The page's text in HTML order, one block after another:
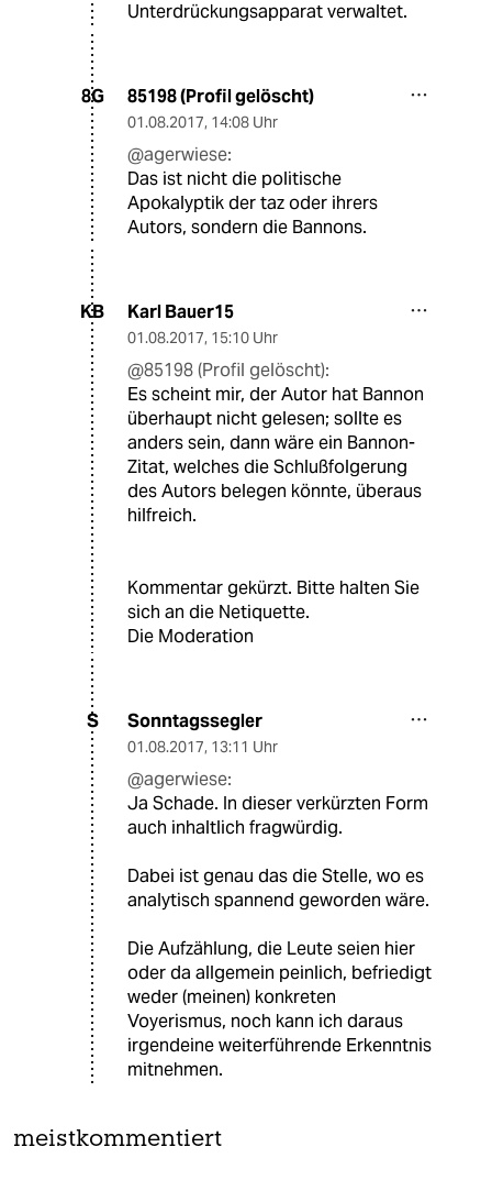
Unterdrückungsapparat verwaltet.
8G 85198 (Profil gelöscht)
01.08.2017, 14:08 Uhr
@agerwiese:
Das ist nicht die politische
Apokalyptik der taz oder ihrers
Autors, sondern die Bannons.
KB Karl Bauer15
01.08.2017, 15:10 Uhr
@85198 (Profil gelöscht):
Es scheint mir, der Autor hat Bannon
überhaupt nicht gelesen; sollte es
anders sein, dann wäre ein Bannon-
Zitat, welches die Schlußfolgerung
des Autors belegen könnte, überaus
hilfreich.
Kommentar gekürzt. Bitte halten Sie
sich an die Netiquette.
Die Moderation
S Sonntagssegler
01.08.2017, 13:11 Uhr
@agerwiese:
Ja Schade. In dieser verkürzten Form
auch inhaltlich fragwürdig.
Dabei ist genau das die Stelle, wo es
analytisch spannend geworden wäre.
Die Aufzählung, die Leute seien hier
oder da allgemein peinlich, befriedigt
weder (meinen) konkreten
Voyerismus, noch kann ich daraus
irgendeine weiterführende Erkenntnis
mitnehmen.
meistkommentiert